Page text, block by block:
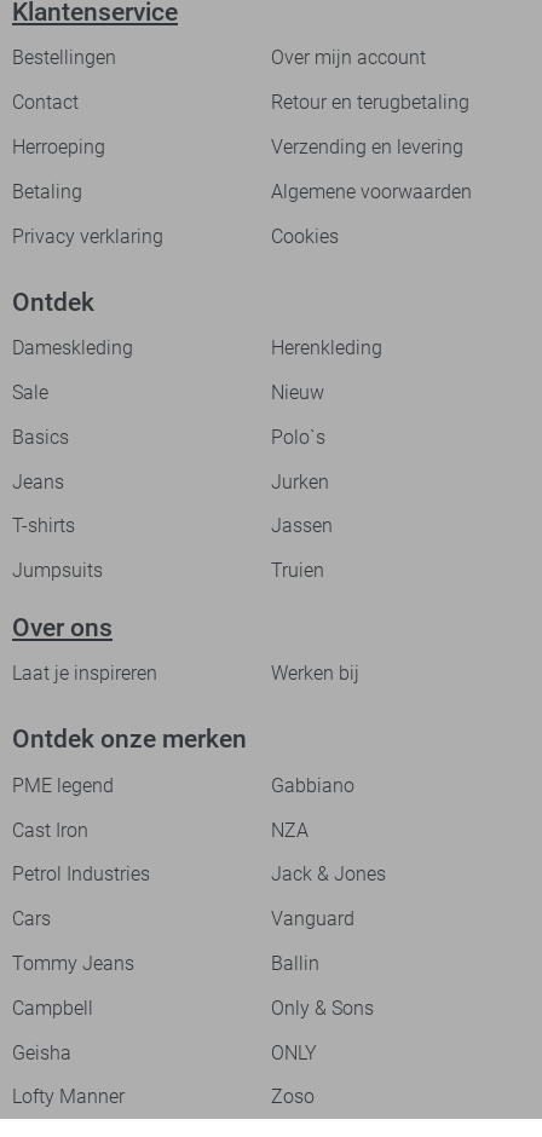
Klantenservice
Bestellingen
Over mijn account
Contact
Retour en terugbetaling
Herroeping
Verzending en levering
Betaling
Algemene voorwaarden
Privacy verklaring
Cookies
Ontdek
Dameskleding
Herenkleding
Sale
Nieuw
Basics
Polo`s
Jeans
Jurken
T-shirts
Jassen
Jumpsuits
Truien
Over ons
Laat je inspireren Werken bij
Ontdek onze merken
PME legend
Gabbiano
Cast Iron
NZA
Petrol Industries
Jack & Jones
Cars
Vanguard
Tommy Jeans
Ballin
Campbell
Only & Sons
Geisha
ONLY
Lofty Manner
Zoso